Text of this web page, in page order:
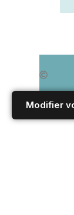
Modifier
Voir